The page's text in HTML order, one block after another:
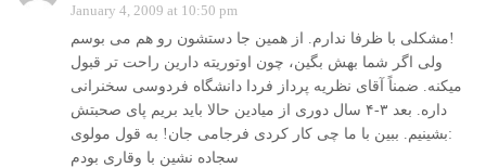
January 4, 2009 at 10:50 pm
مشکلی با ظرفا ندارم. از همین جا دستشون رو هم می بوسم!
ولی اگر شما بهش بگین، چون اوتوریته دارین راحت تر قبول
میکنه. ضمناً آقای نظریه پرداز فردا دانشگاه فردوسی سخنرانی
داره. بعد ۳-۴ سال دوری از میادین حالا باید بریم پای صحبتش
بشینیم. ببین با ما چی کار کردی فرجامی جان! به قول مولوی:
سجاده نشین با وقاری بودم